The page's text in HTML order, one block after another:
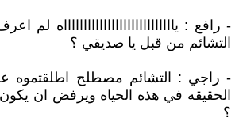
- رافع : يااااااااااااااااااااااااااااه
التشائم من قبل يا صديقي ؟
- راجي : التشائم مصطلح اطلقتموه
الحقيقه في هذه الحياه ويرفض ان يكون
؟